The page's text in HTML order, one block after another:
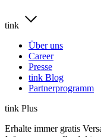
tink
Über uns
Career
Presse
tink Blog
Partnerprogramm
tink Plus
Erhalte immer gratis